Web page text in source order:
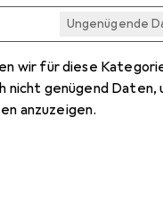
Ungenügende
wir für diese
nicht genügend Daten,
anzuzeigen.